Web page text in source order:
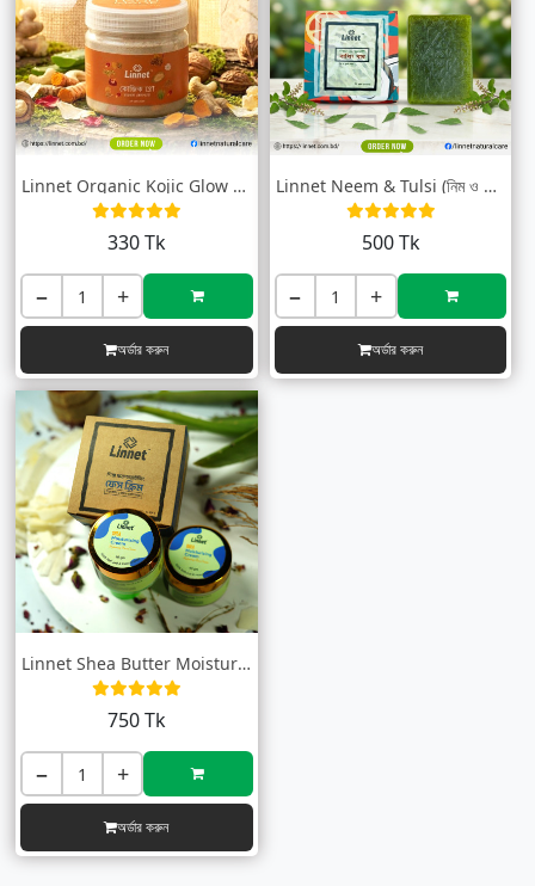
Linnet Organic Kojic Glow Herbal Face Pa...
330 Tk
− +
অর্ডার করুন
Linnet Neem & Tulsi (নিম ও তুলসী সাব...
500 Tk
− +
অর্ডার করুন
Linnet Shea Butter Moisturizing Cream (শ...
750 Tk
− +
অর্ডার করুন